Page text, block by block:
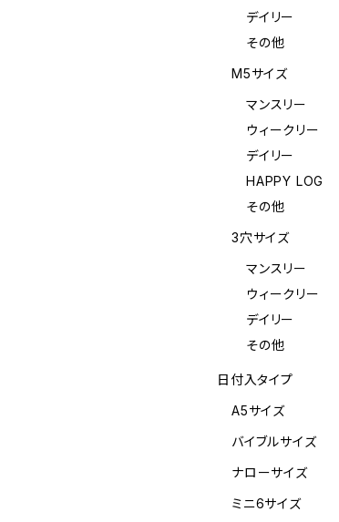
デイリー
その他
M5サイズ
マンスリー
ウィークリー
デイリー
HAPPY LOG
その他
3穴サイズ
マンスリー
ウィークリー
デイリー
その他
日付入タイプ
A5サイズ
バイブルサイズ
ナローサイズ
ミニ6サイズ